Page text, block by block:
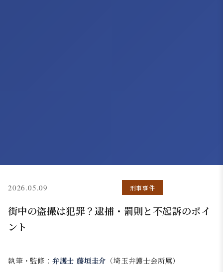
2026.05.09 刑事事件
街中の盗撮は犯罪？逮捕・罰則と不起訴のポイ
ント
執筆・監修： 弁護士 藤垣圭介 （埼玉弁護士会所属）